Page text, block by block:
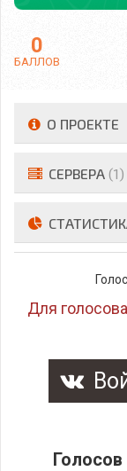
0
БАЛЛОВ
О ПРОЕКТЕ
СЕРВЕРА (1)
Для